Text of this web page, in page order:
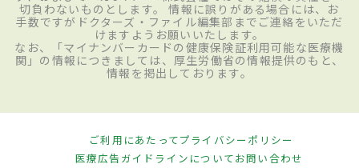
切負わないものとします。 情報に誤りがある場合には、お
手数ですがドクターズ・ファイル編集部までご連絡をいただ
けますようお願いいたします。
なお、「マイナンバーカードの健康保険証利用可能な医療機
関」の情報につきましては、厚生労働省の情報提供のもと、
情報を掲出しております。
ご利用にあたってプライバシーポリシー
医療広告ガイドラインについてお問い合わせ